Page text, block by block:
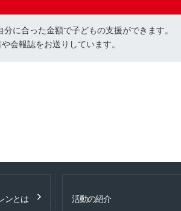
分に合った金額で子どもの支援ができます。
会報誌をお送りしています。
ンとは 活動の紹介